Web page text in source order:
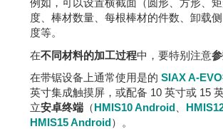
例如，可以设置横截面（圆形、方形、
度、棒材数量、每根棒材的件数、卸载
度等。
在不同材料的加工过程中，要特别注意
在带锯设备上通常使用是的 SIAX A-EVO
英寸集成触摸屏，或配备 10 英寸或 15
立安卓终端 （HMIS10 Android
HMIS15 Android）。